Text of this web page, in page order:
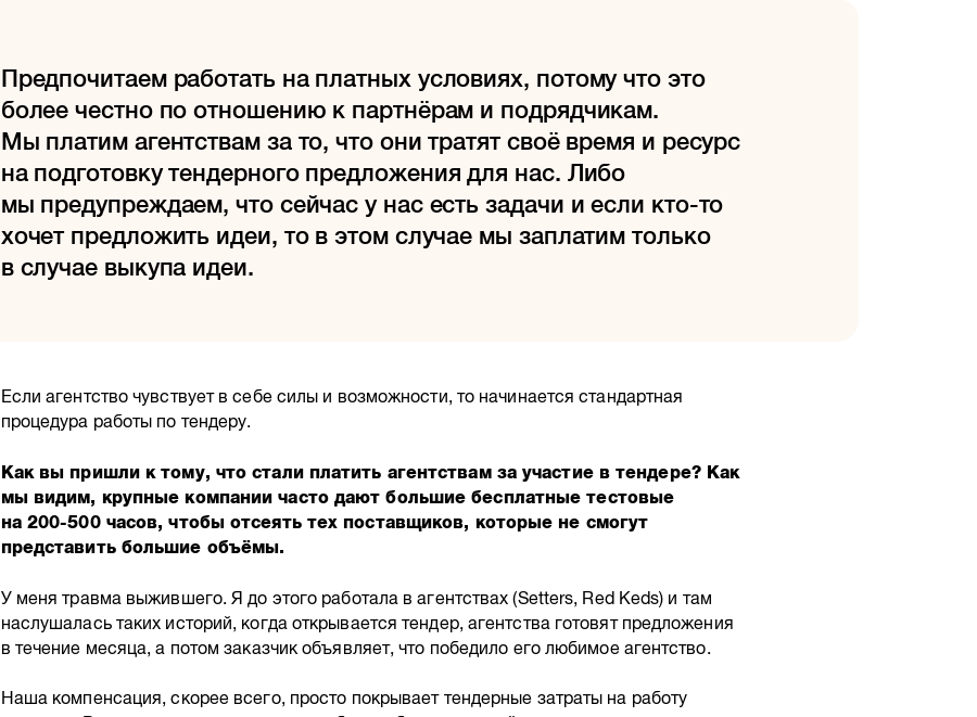
Предпочитаем работать на платных условиях, потому что это
более честно по отношению к партнёрам и подрядчикам.
Мы платим агентствам за то, что они тратят своё время и ресурс
на подготовку тендерного предложения для нас. Либо
мы предупреждаем, что сейчас у нас есть задачи и если кто-то
хочет предложить идеи, то в этом случае мы заплатим только
в случае выкупа идеи.
Если агентство чувствует в себе силы и возможности, то начинается стандартная
процедура работы по тендеру.
Как вы пришли к тому, что стали платить агентствам за участие в тендере? Как
мы видим, крупные компании часто дают большие бесплатные тестовые
на 200-500 часов, чтобы отсеять тех поставщиков, которые не смогут
представить большие объёмы.
У меня травма выжившего. Я до этого работала в агентствах (Setters, Red Keds) и там
наслушалась таких историй, когда открывается тендер, агентства готовят предложения
в течение месяца, а потом заказчик объявляет, что победило его любимое агентство.
Наша компенсация, скорее всего, просто покрывает тендерные затраты на работу